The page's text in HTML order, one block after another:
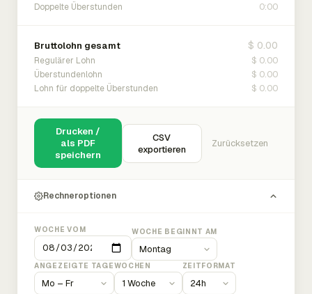
Doppelte Überstunden 0:00
Bruttolohn gesamt $ 0.00
Regulärer Lohn $ 0.00
Überstundenlohn $ 0.00
Lohn für doppelte Überstunden $ 0.00
Drucken /
als PDF
speichern
CSV
exportieren
Zurücksetzen
Rechneroptionen
WOCHE VOM WOCHE BEGINNT AM
ANGEZEIGTE TAGEWOCHEN ZEITFORMAT